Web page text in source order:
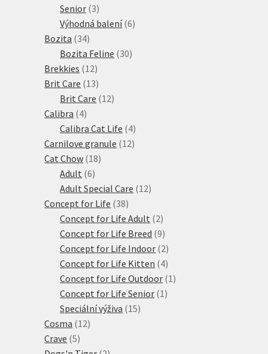
produkty
Senior 33
produkty
Výhodná balení 66
Bozita 3434
produktů
Bozita Feline 3030
Brekkies 1212
produktů
Brit Care 1313
produktů
Brit Care 1212
Calibra 44
produkty
Calibra Cat Life 44
produkty
Carnilove granule 1212
Cat Chow 1818
Adult 66
produktů
Adult Special Care 1212
Concept for Life 3838
produktů
Concept for Life Adult 22
produkty
Concept for Life Breed 99
produktů
Concept for Life Indoor 22
produkty
Concept for Life Kitten 44
produkty
Concept for Life Outdoor 1 1
Concept for Life Senior 1 1
Speciální výživa 1515
Cosma 1212
Crave 55